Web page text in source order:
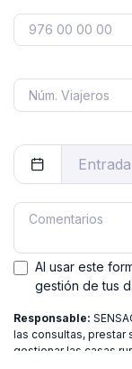
Al usar este
gestión de tus
Responsable:
las consultas, prestar
gestionar las casas